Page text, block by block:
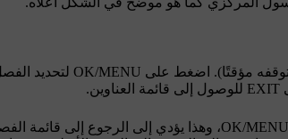
توقفه مؤقتًا). اضغط على OK/MENU لتحديد
EXIT للوصول إلى قائمة العناوين.
OK/MENU، وهذا يؤدي إلى الرجوع إلى قائمة